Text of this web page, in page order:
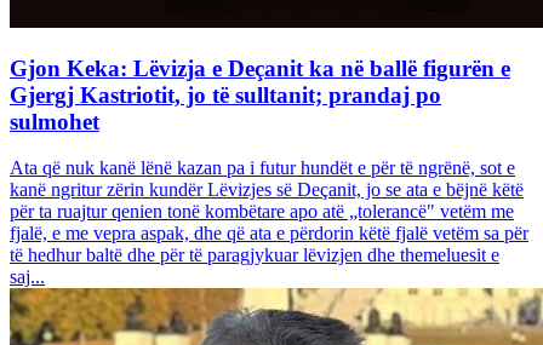
Gjon Keka: Lëvizja e Deçanit ka në ballë figurën e
Gjergj Kastriotit, jo të sulltanit; prandaj po
sulmohet
Ata që nuk kanë lënë kazan pa i futur hundët e për të ngrënë, sot e
kanë ngritur zërin kundër Lëvizjes së Deçanit, jo se ata e bëjnë këtë
për ta ruajtur qenien tonë kombëtare apo atë „tolerancë" vetëm me
fjalë, e me vepra aspak, dhe që ata e përdorin këtë fjalë vetëm sa për
të hedhur baltë dhe për të paragjykuar lëvizjen dhe themeluesit e
saj...